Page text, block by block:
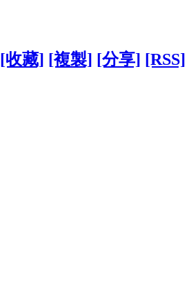
[收藏] [複製] [分享] [RSS]